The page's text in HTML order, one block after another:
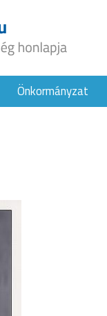
Önkormányzat